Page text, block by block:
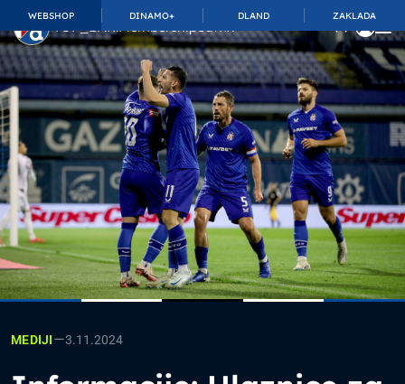
WEBSHOP DINAMO+ DLAND ZAKLADA
TOP_BAR.MembershipSuffix
MEDIJI—3.11.2024